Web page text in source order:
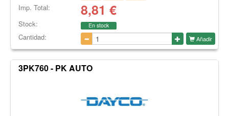
Imp. Total: 8,81 €
Stock: En stock
Cantidad: Añadir
3PK760 - PK AUTO